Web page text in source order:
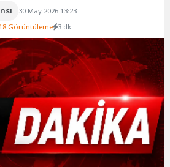
30 May 2026 13:23
18 Görüntüleme 3 dk.